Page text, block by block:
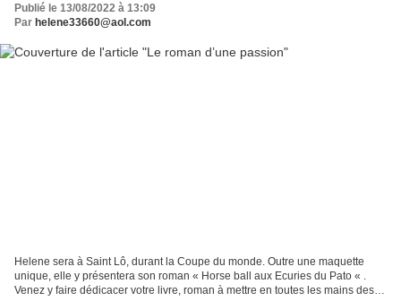
Publié le 13/08/2022 à 13:09
Par helene33660@aol.com
Helene sera à Saint Lô, durant la Coupe du monde. Outre une maquette
unique, elle y présentera son roman « Horse ball aux Ecuries du Pato « .
Venez y faire dédicacer votre livre, roman à mettre en toutes les mains des